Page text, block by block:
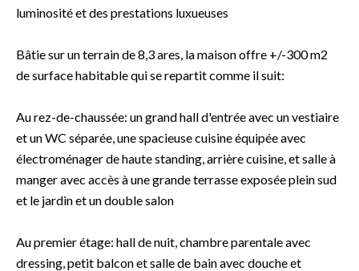
luminosité et des prestations luxueuses
Bâtie sur un terrain de 8,3 ares, la maison offre +/-300 m2
de surface habitable qui se repartit comme il suit:
Au rez-de-chaussée: un grand hall d'entrée avec un vestiaire
et un WC séparée, une spacieuse cuisine équipée avec
électroménager de haute standing, arrière cuisine, et salle à
manger avec accès à une grande terrasse exposée plein sud
et le jardin et un double salon
Au premier étage: hall de nuit, chambre parentale avec
dressing, petit balcon et salle de bain avec douche et